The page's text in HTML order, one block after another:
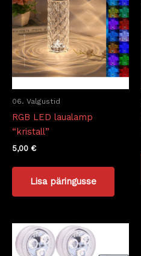
06. Valgustid
RGB LED laualamp
“kristall”
5,00 €
Lisa päringusse